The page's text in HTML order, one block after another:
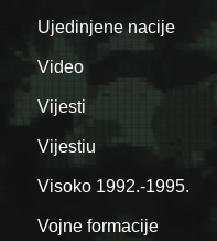
Ujedinjene nacije
Video
Vijesti
Vijestiu
Visoko 1992.-1995.
Vojne formacije